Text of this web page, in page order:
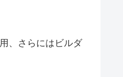
、さらにはビルダ